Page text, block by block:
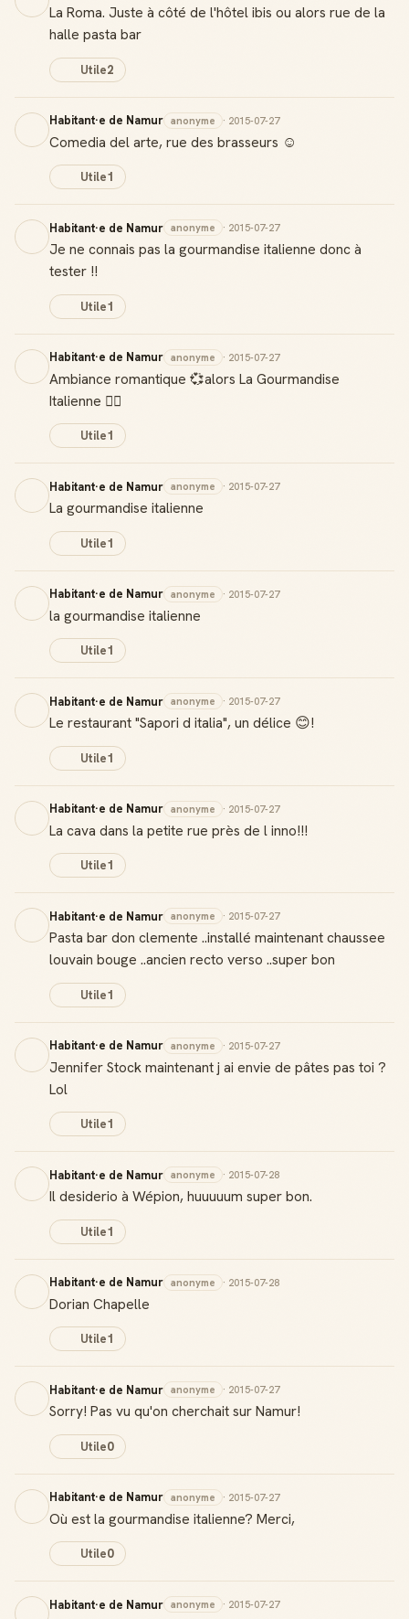
La Roma. Juste à côté de l'hôtel ibis ou alors rue de la
halle pasta bar
Utile2
Habitant·e de Namur anonyme · 2015-07-27
Comedia del arte, rue des brasseurs ☺
Utile1
Habitant·e de Namur anonyme · 2015-07-27
Je ne connais pas la gourmandise italienne donc à
tester !!
Utile1
Habitant·e de Namur anonyme · 2015-07-27
Ambiance romantique 💞alors La Gourmandise
Italienne 👌🏻
Utile1
Habitant·e de Namur anonyme · 2015-07-27
La gourmandise italienne
Utile1
Habitant·e de Namur anonyme · 2015-07-27
la gourmandise italienne
Utile1
Habitant·e de Namur anonyme · 2015-07-27
Le restaurant "Sapori d italia", un délice 😊!
Utile1
Habitant·e de Namur anonyme · 2015-07-27
La cava dans la petite rue près de l inno!!!
Utile1
Habitant·e de Namur anonyme · 2015-07-27
Pasta bar don clemente ..installé maintenant chaussee
louvain bouge ..ancien recto verso ..super bon
Utile1
Habitant·e de Namur anonyme · 2015-07-27
Jennifer Stock maintenant j ai envie de pâtes pas toi ?
Lol
Utile1
Habitant·e de Namur anonyme · 2015-07-28
Il desiderio à Wépion, huuuuum super bon.
Utile1
Habitant·e de Namur anonyme · 2015-07-28
Dorian Chapelle
Utile1
Habitant·e de Namur anonyme · 2015-07-27
Sorry! Pas vu qu'on cherchait sur Namur!
Utile0
Habitant·e de Namur anonyme · 2015-07-27
Où est la gourmandise italienne? Merci,
Utile0
Habitant·e de Namur anonyme · 2015-07-27
Badge Guide Local
Ton statut affiché sur toutes tes contributions